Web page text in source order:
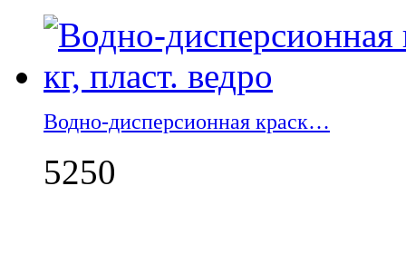
Водно-дисперсионная краск…
5250